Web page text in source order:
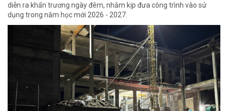
diễn ra khẩn trương ngày đêm, nhằm kịp đưa công trình vào sử
dụng trong năm học mới 2026 - 2027.